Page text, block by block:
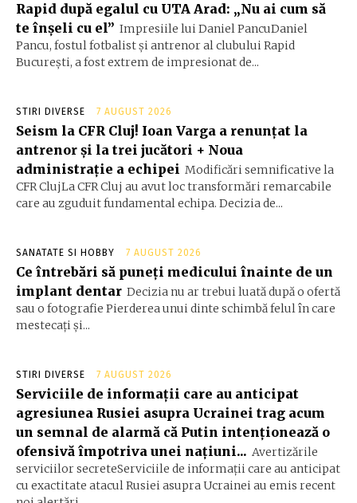
Rapid după egalul cu UTA Arad: „Nu ai cum să
te înșeli cu el” Impresiile lui Daniel PancuDaniel
Pancu, fostul fotbalist și antrenor al clubului Rapid
București, a fost extrem de impresionat de...
STIRI DIVERSE 7 AUGUST 2026
Seism la CFR Cluj! Ioan Varga a renunțat la
antrenor și la trei jucători + Noua
administrație a echipei Modificări semnificative la
CFR ClujLa CFR Cluj au avut loc transformări remarcabile
care au zguduit fundamental echipa. Decizia de...
SANATATE SI HOBBY 7 AUGUST 2026
Ce întrebări să puneți medicului înainte de un
implant dentar Decizia nu ar trebui luată după o ofertă
sau o fotografie Pierderea unui dinte schimbă felul în care
mestecați și...
STIRI DIVERSE 7 AUGUST 2026
Serviciile de informații care au anticipat
agresiunea Rusiei asupra Ucrainei trag acum
un semnal de alarmă că Putin intenționează o
ofensivă împotriva unei națiuni... Avertizările
serviciilor secreteServiciile de informații care au anticipat
cu exactitate atacul Rusiei asupra Ucrainei au emis recent